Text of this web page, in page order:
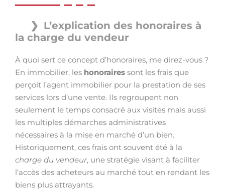
L’explication des honoraires à
la charge du vendeur
À quoi sert ce concept d’honoraires, me direz-vous ?
En immobilier, les honoraires sont les frais que
perçoit l’agent immobilier pour la prestation de ses
services lors d’une vente. Ils regroupent non
seulement le temps consacré aux visites mais aussi
les multiples démarches administratives
nécessaires à la mise en marché d’un bien.
Historiquement, ces frais ont souvent été à la
charge du vendeur, une stratégie visant à faciliter
l’accès des acheteurs au marché tout en rendant les
biens plus attrayants.